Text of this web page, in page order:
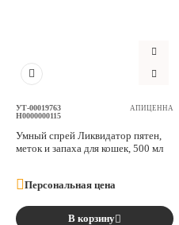
Шовный материал
Хирургические инструменты
УТ-00019763
Н0000000115
АПИЦЕННА
Умный спрей Ликвидатор пятен,
меток и запаха для кошек, 500 мл
Персональная цена
В корзину